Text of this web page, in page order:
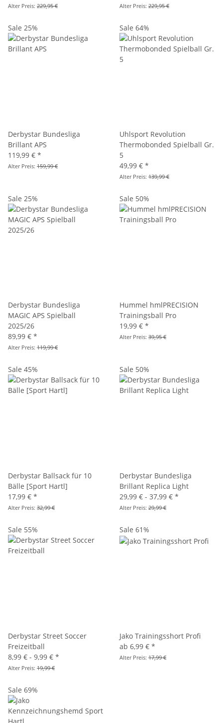
Alter Preis: 229,95 € Alter Preis: 229,95 €
Sale 25%
Derbystar Bundesliga
Brillant APS
119,99 € *
Alter Preis: 159,99 €
Sale 64%
Uhlsport Revolution
Thermobonded Spielball Gr.
5
49,99 € *
Alter Preis: 139,99 €
Sale 25%
Derbystar Bundesliga
MAGIC APS Spielball
2025/26
89,99 € *
Alter Preis: 119,99 €
Sale 50%
Hummel hmlPRECISION
Trainingsball Pro
19,99 € *
Alter Preis: 39,95 €
Sale 45%
Derbystar Ballsack für 10
Bälle [Sport Hartl]
17,99 € *
Alter Preis: 32,99 €
Sale 50%
Derbystar Bundesliga
Brillant Replica Light
29,99 € - 37,99 € *
Alter Preis: 29,99 €
Sale 55%
Derbystar Street Soccer
Freizeitball
8,99 € - 9,99 € *
Alter Preis: 19,99 €
Sale 61%
Jako Trainingsshort Profi
ab 6,99 € *
Alter Preis: 17,99 €
Sale 69%